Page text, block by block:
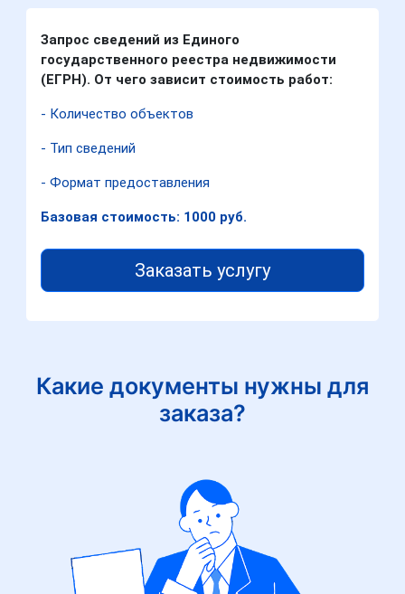
Запрос сведений из Единого
государственного реестра недвижимости
(ЕГРН). От чего зависит стоимость работ:
- Количество объектов
- Тип сведений
- Формат предоставления
Базовая стоимость: 1000 руб.
Заказать услугу
Какие документы нужны для
заказа?